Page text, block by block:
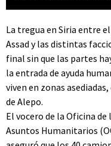
La tregua en Siria entre
Assad y las distintas
final sin que las partes
la entrada de ayuda
viven en zonas
de Alepo.
El vocero de la Oficina
Asuntos Humanitarios